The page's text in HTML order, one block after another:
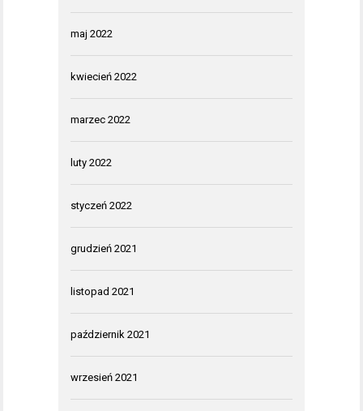
maj 2022
kwiecień 2022
marzec 2022
luty 2022
styczeń 2022
grudzień 2021
listopad 2021
październik 2021
wrzesień 2021